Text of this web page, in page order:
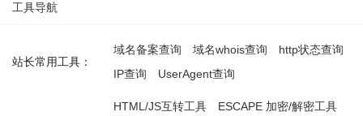
工具导航
站长常用工具：
域名备案查询 域名whois查询
http状态查询
IP查询
UserAgent查询
HTML/JS互转工具 ESCAPE 加密/解密工具